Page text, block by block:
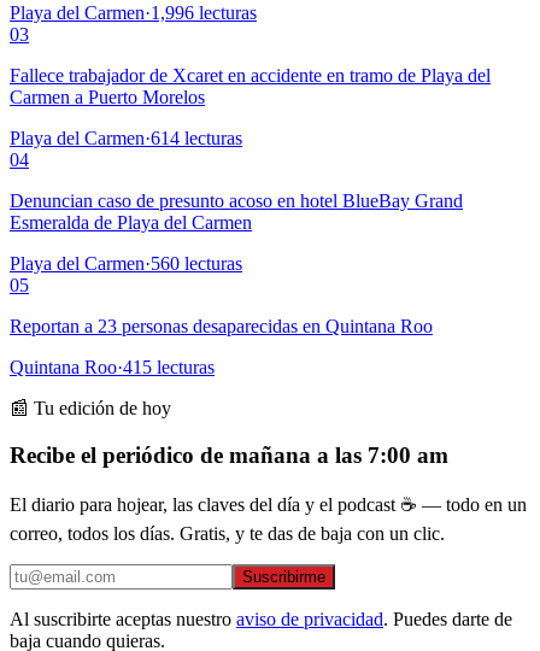
Playa del Carmen·1,996 lecturas
03
Fallece trabajador de Xcaret en accidente en tramo de Playa del
Carmen a Puerto Morelos
Playa del Carmen·614 lecturas
04
Denuncian caso de presunto acoso en hotel BlueBay Grand
Esmeralda de Playa del Carmen
Playa del Carmen·560 lecturas
05
Reportan a 23 personas desaparecidas en Quintana Roo
Quintana Roo·415 lecturas
📰 Tu edición de hoy
Recibe el periódico de mañana a las 7:00 am
El diario para hojear, las claves del día y el podcast ☕ — todo en un
correo, todos los días. Gratis, y te das de baja con un clic.
Suscribirme
Al suscribirte aceptas nuestro aviso de privacidad. Puedes darte de
baja cuando quieras.